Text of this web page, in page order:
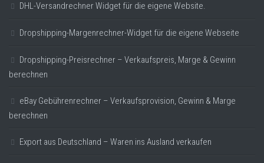
DHL-Versandrechner Widget für die eigene Website.
Dropshipping-Margenrechner-Widget für die eigene Webseite
Dropshipping-Preisrechner – Verkaufspreis, Marge & Gewinn
berechnen
eBay Gebührenrechner – Verkaufsprovision, Gewinn & Marge
berechnen
Export aus Deutschland – Waren ins Ausland verkaufen